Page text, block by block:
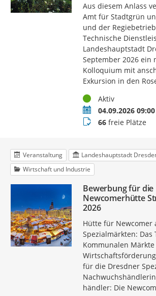
Aus diesem Anlass
Amt für Stadtgrün
und der
Technische
Landeshauptstadt
September 2026 ein
Kolloquium mit
Exkursion in den
StatusAktiv
Termin04.09.2026
Buchungsstatus
66freie Plätze
Veranstaltung
Landeshauptstadt
Wirtschaft und Industrie
Bewerbung für die
Newcomerhütte
2026
Hütte für Newcomer
Spezialmärkten: Das
Kommunalen
für die Dresdner
händler: Die